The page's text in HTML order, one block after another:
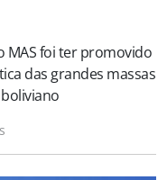
MAS foi ter promovido
das grandes massas